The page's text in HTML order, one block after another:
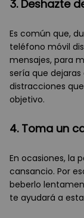
3. Deshazte
Es común que,
teléfono móvil
mensajes, para
sería que
distracciones
objetivo.
4. Toma un
En ocasiones, la
cansancio. Por
beberlo
te ayudará a